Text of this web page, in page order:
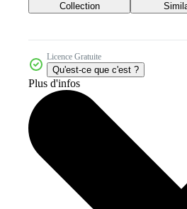
Collection
Licence Gratuite
Qu'est-ce que c'est ?
Plus d'infos